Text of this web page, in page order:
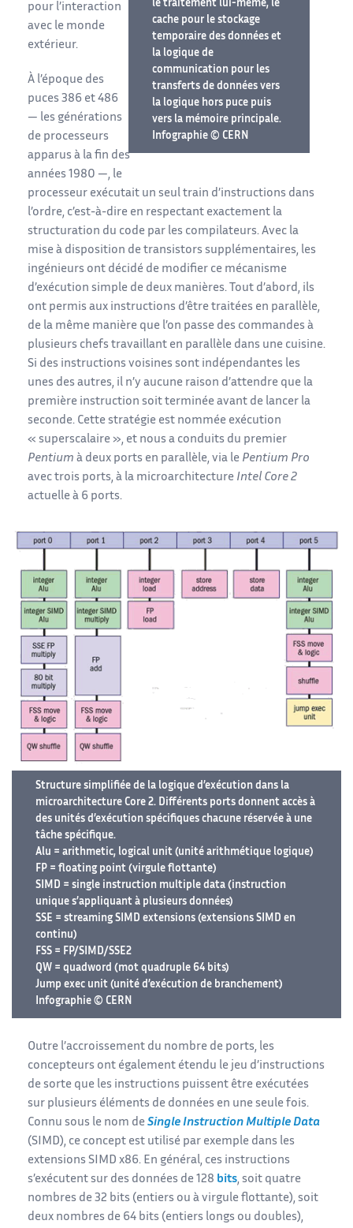
le traitement lui-même, le
cache pour le stockage
temporaire des données et
la logique de
communication pour les
transferts de données vers
la logique hors puce puis
vers la mémoire principale.
Infographie © CERN
pour l’interaction
avec le monde
extérieur.
À l’époque des
puces 386 et 486
— les générations
de processeurs
apparus à la fin des
années 1980 —, le
processeur exécutait un seul train d’instructions dans
l’ordre, c’est-à-dire en respectant exactement la
structuration du code par les compilateurs. Avec la
mise à disposition de transistors supplémentaires, les
ingénieurs ont décidé de modifier ce mécanisme
d’exécution simple de deux manières. Tout d’abord, ils
ont permis aux instructions d’être traitées en parallèle,
de la même manière que l’on passe des commandes à
plusieurs chefs travaillant en parallèle dans une cuisine.
Si des instructions voisines sont indépendantes les
unes des autres, il n’y aucune raison d’attendre que la
première instruction soit terminée avant de lancer la
seconde. Cette stratégie est nommée exécution
« superscalaire », et nous a conduits du premier
Pentium à deux ports en parallèle, via le Pentium Pro
avec trois ports, à la microarchitecture Intel Core 2
actuelle à 6 ports.
Structure simplifiée de la logique d’exécution dans la
microarchitecture Core 2. Différents ports donnent accès à
des unités d’exécution spécifiques chacune réservée à une
tâche spécifique.
Alu = arithmetic, logical unit (unité arithmétique logique)
FP = floating point (virgule flottante)
SIMD = single instruction multiple data (instruction
unique s’appliquant à plusieurs données)
SSE = streaming SIMD extensions (extensions SIMD en
continu)
FSS = FP/SIMD/SSE2
QW = quadword (mot quadruple 64 bits)
Jump exec unit (unité d’exécution de branchement)
Infographie © CERN
Outre l’accroissement du nombre de ports, les
concepteurs ont également étendu le jeu d’instructions
de sorte que les instructions puissent être exécutées
sur plusieurs éléments de données en une seule fois.
Connu sous le nom de Single Instruction Multiple Data
(SIMD), ce concept est utilisé par exemple dans les
extensions SIMD x86. En général, ces instructions
s’exécutent sur des données de 128 bits, soit quatre
nombres de 32 bits (entiers ou à virgule flottante), soit
deux nombres de 64 bits (entiers longs ou doubles),